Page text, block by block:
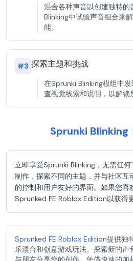
混合各种声音以创建独特
Blinking中试验声音组合来
能。
#3 探索主题和挑战
在Sprunki Blinking模组中
查视觉线索和说明，以解锁
Sprunki Blinking
立即享受Sprunki Blinking，无需任
制作，探索不同的主题，并与社区
的控制和用户友好的界面。如果您喜
Sprunked FE Roblox Edition以获得
Sprunked FE Roblox Edition提供独
乐混合和创意游戏玩法。探索新的声